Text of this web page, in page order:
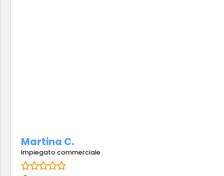
Martina C.
Impiegato commerciale